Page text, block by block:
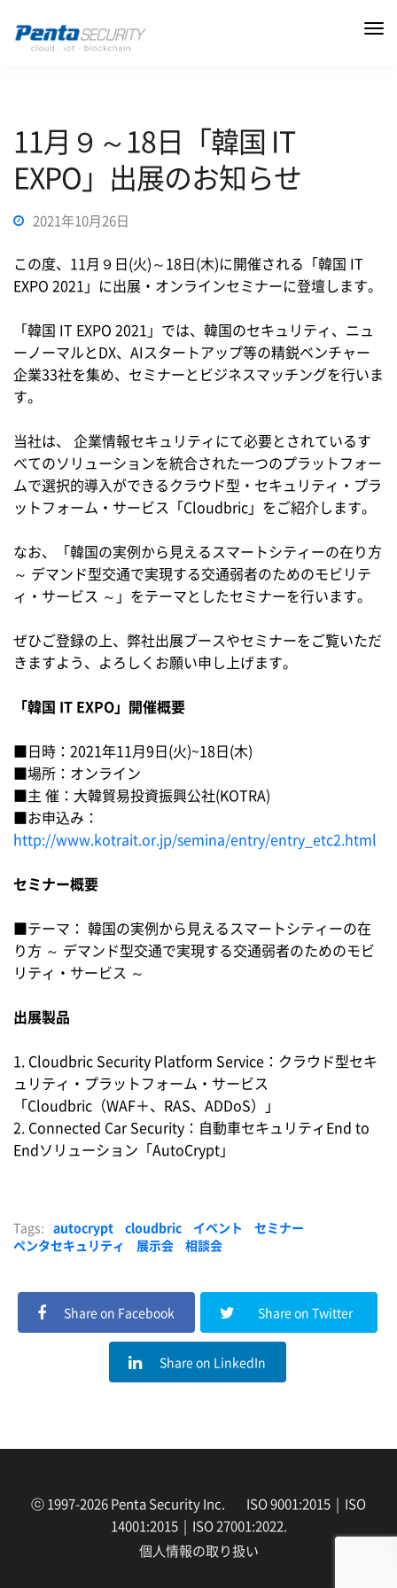
11月９～18日「韓国 IT
EXPO」出展のお知らせ
2021年10月26日
この度、11月９日(火)～18日(木)に開催される「韓国 IT
EXPO 2021」に出展・オンラインセミナーに登壇します。
「韓国 IT EXPO 2021」では、韓国のセキュリティ、ニュ
ーノーマルとDX、AIスタートアップ等の精鋭ベンチャー
企業33社を集め、セミナーとビジネスマッチングを行いま
す。
当社は、 企業情報セキュリティにて必要とされているす
べてのソリューションを統合された一つのプラットフォー
ムで選択的導入ができるクラウド型・セキュリティ・プラ
ットフォーム・サービス「Cloudbric」をご紹介します。
なお、「韓国の実例から見えるスマートシティーの在り方
～ デマンド型交通で実現する交通弱者のためのモビリテ
ィ・サービス ～」をテーマとしたセミナーを行います。
ぜひご登録の上、弊社出展ブースやセミナーをご覧いただ
きますよう、よろしくお願い申し上げます。
「韓国 IT EXPO」開催概要
■日時：2021年11月9日(火)~18日(木)
■場所：オンライン
■主 催：大韓貿易投資振興公社(KOTRA)
■お申込み：
http://www.kotrait.or.jp/semina/entry/entry_etc2.html
セミナー概要
■テーマ： 韓国の実例から見えるスマートシティーの在
り方 ～ デマンド型交通で実現する交通弱者のためのモビ
リティ・サービス ～
出展製品
1. Cloudbric Security Platform Service：クラウド型セキ
ュリティ・プラットフォーム・サービス
「Cloudbric（WAF＋、RAS、ADDoS）」
2. Connected Car Security：自動車セキュリティEnd to
Endソリューション「AutoCrypt」
Tags: autocrypt cloudbric イベント
セミナー
ペンタセキュリティ
展示会 相談会
Share on Facebook Share on Twitter
Share on LinkedIn
ⓒ 1997-2026 Penta Security Inc. ISO 9001:2015 | ISO
14001:2015 | ISO 27001:2022.
個人情報の取り扱い